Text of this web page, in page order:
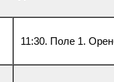
11:30. Поле 1.